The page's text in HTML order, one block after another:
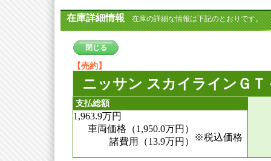
在庫詳細情報 在庫の詳細な情報は下記のとおりです。
閉じる
【売約】
ニッサン スカイラインＧ
支払総額
1,963.9万円
車両価格（1,950.0万円 ）
諸費用（13.9万円 ） ※税込価格